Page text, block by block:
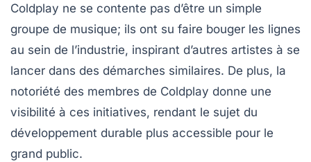
Coldplay ne se contente pas d’être un simple
groupe de musique; ils ont su faire bouger les lignes
au sein de l’industrie, inspirant d’autres artistes à se
lancer dans des démarches similaires. De plus, la
notoriété des membres de Coldplay donne une
visibilité à ces initiatives, rendant le sujet du
développement durable plus accessible pour le
grand public.